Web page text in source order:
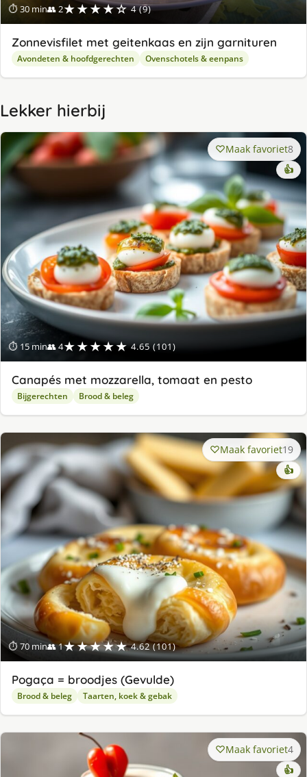
⏱ 30 min👥 2★★★★☆ 4 (9)
Zonnevisfilet met geitenkaas en zijn garnituren
Avondeten & hoofdgerechten Ovenschotels & eenpans
Lekker hierbij
⏱ 15 min👥 4★★★★★ 4.65 (101)
Maak favoriet8
👍
Canapés met mozzarella, tomaat en pesto
Bijgerechten Brood & beleg
⏱ 70 min👥 1★★★★★ 4.62 (101)
Maak favoriet19
👍
Pogaça = broodjes (Gevulde)
Brood & beleg Taarten, koek & gebak
Maak favoriet4
👍